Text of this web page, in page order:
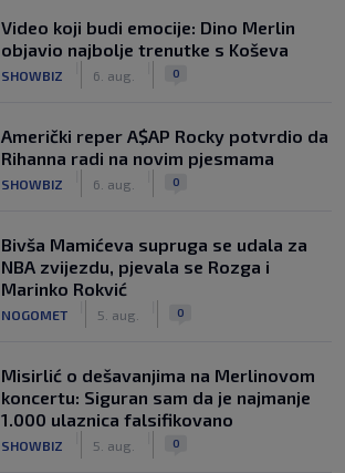
Video koji budi emocije: Dino Merlin
objavio najbolje trenutke s Koševa
SHOWBIZ 6. aug. 0
Američki reper A$AP Rocky potvrdio da
Rihanna radi na novim pjesmama
SHOWBIZ 6. aug. 0
Bivša Mamićeva supruga se udala za
NBA zvijezdu, pjevala se Rozga i
Marinko Rokvić
NOGOMET 5. aug. 0
Misirlić o dešavanjima na Merlinovom
koncertu: Siguran sam da je najmanje
1.000 ulaznica falsifikovano
SHOWBIZ 5. aug. 0